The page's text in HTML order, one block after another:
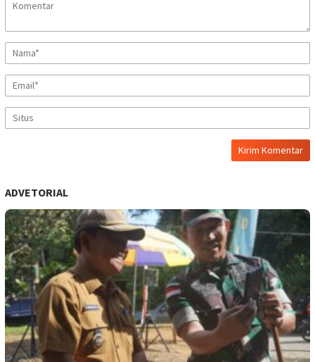
ADVETORIAL